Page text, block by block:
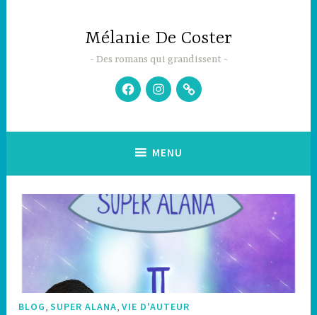
Mélanie De Coster
Des romans qui grandissent
FacebookInstagramNewsletter
MENU
BLOG,SUPER ALANA,VIE D'AUTEUR